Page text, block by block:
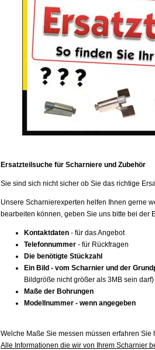
Ersatzteilsuche für Scharniere und Zubehör
Sie sind sich nicht sicher ob Sie das richtige
Unsere Scharnierexperten helfen Ihnen gerne
bearbeiten können, geben Sie uns bitte bei der
Kontaktdaten - für das Angebot
Telefonnummer - für Rückfragen
Die benötigte Stückzahl
Ein Bild - vom Scharnier und der
Bildgröße nicht größer als 3MB sein darf)
Maße der Bohrungen
Modellnummer - wenn angegeben
Welche Maße Sie messen müssen erfahren Sie
Alle Informationen die wir von Ihrem Scharnier